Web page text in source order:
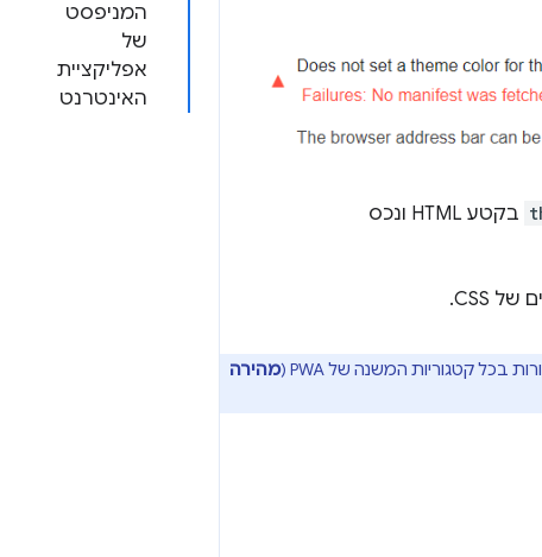
המניפסט
של
אפליקציית
האינטרנט
בקטע HTML ונכס
מהירה